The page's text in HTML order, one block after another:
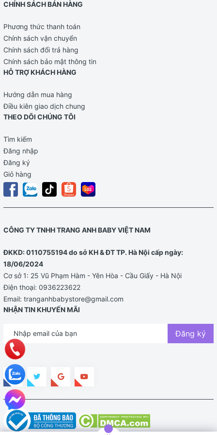
CHÍNH SÁCH BÁN HÀNG
Phương thức thanh toán
Chính sách vận chuyển
Chính sách đổi trả hàng
Chính sách bảo mật thông tin
HỖ TRỢ KHÁCH HÀNG
Hướng dẫn mua hàng
Điều kiên giao dịch chung
THEO DÕI CHÚNG TÔI
Tìm kiếm
Đăng nhập
Đăng ký
Giỏ hàng
CÔNG TY TNHH TRANG ANH BABY VIỆT NAM
ĐKKD: 0110755194 do sở KH & ĐT TP. Hà Nội cấp ngày:
18/06/2024
Cơ sở 1: 25 Vũ Phạm Hàm - Yên Hòa - Cầu Giấy - Hà Nội
Điện thoại: 0936223622
Email: tranganhbabystore@gmail.com
NHẬN TIN KHUYẾN MÃI
Đăng ký